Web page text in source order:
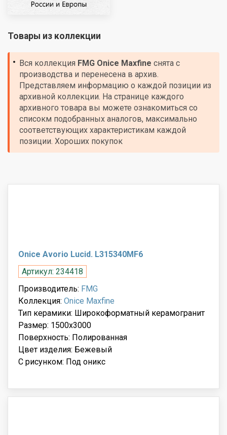
Товары из коллекции
Вся коллекция FMG Onice Maxfine снята с
производства и перенесена в архив.
Представляем информацию о каждой позиции из
архивной коллекции. На странице каждого
архивного товара вы можете ознакомиться со
списокм подобранных аналогов, максимально
соответствующих характеристикам каждой
позиции. Хороших покупок
Onice Avorio Lucid. L315340MF6
Артикул: 234418
Производитель: FMG
Коллекция: Onice Maxfine
Тип керамики: Широкоформатный керамогранит
Размер: 1500x3000
Поверхность: Полированная
Цвет изделия: Бежевый
С рисунком: Под оникс